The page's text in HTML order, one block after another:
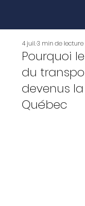
Pourquoi
du
devenus
Québec
4 juil.3 min de lecture